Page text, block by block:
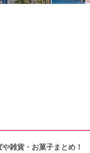
雑貨・お菓子まとめ！